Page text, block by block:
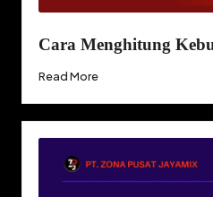
Cara Menghitung
Read More